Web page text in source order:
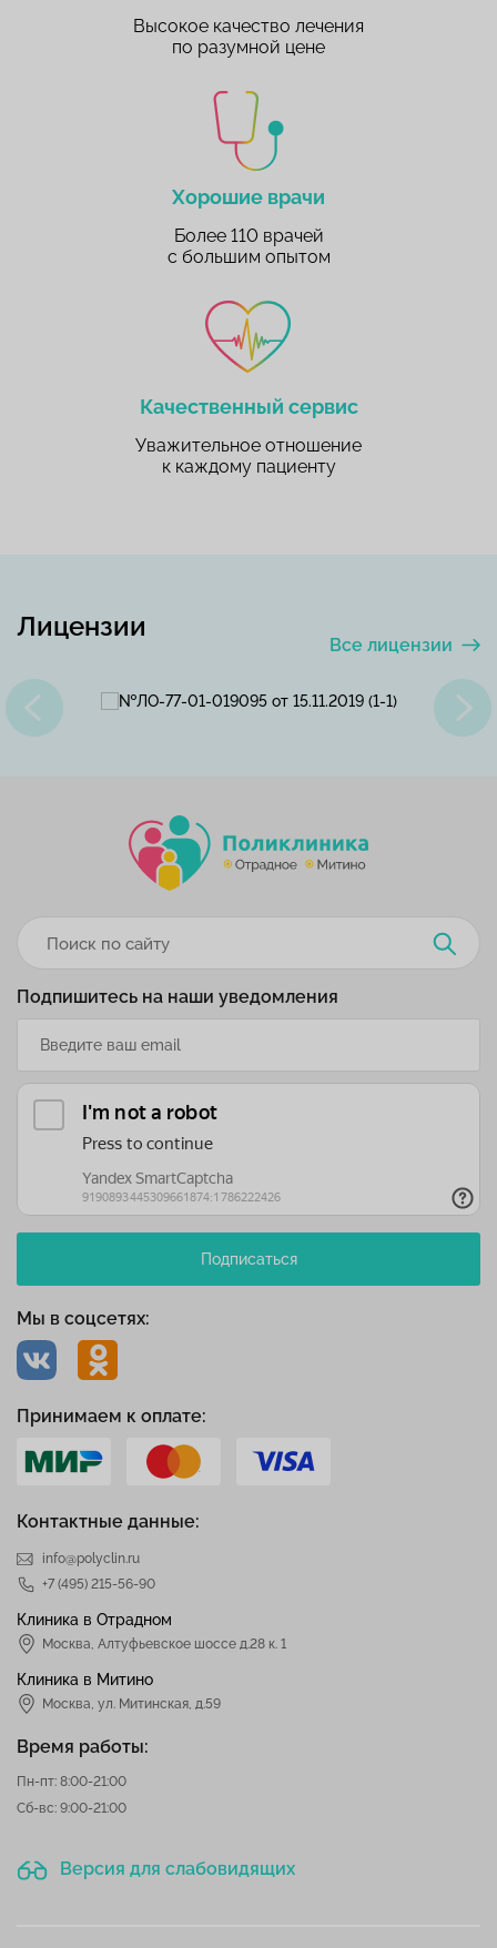
Высокое качество лечения
по разумной цене
Хорошие врачи
Более 110 врачей
с большим опытом
Качественный сервис
Уважительное отношение
к каждому пациенту
Лицензии
Все лицензии
Контактные данные:
info@polyclin.ru
+7 (495) 215-56-90
Клиника в Отрадном
Москва Алтуфьевское шоссе д.28 к. 1
Клиника в Митино
Москва, ул. Митинская, д.59
Время работы:
Пн-пт: 8:00-21:00
Сб-вс: 9:00-21:00
Мы в соцсетях:
Подпишитесь на наши уведомления
Подписаться
Версия для слабовидящих
Принимаем к оплате: